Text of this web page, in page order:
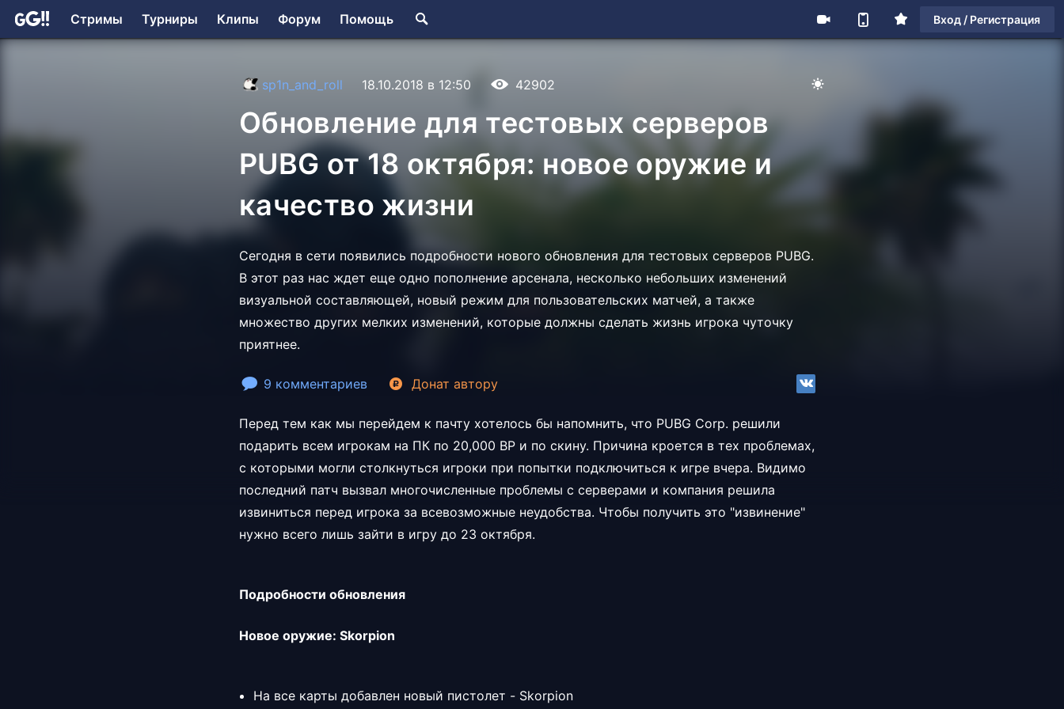
Стримы Турниры Клипы Форум Помощь Вход / Регистрация
sp1n_and_roll 18.10.2018 в 12:50 42902
Обновление для тестовых серверов
PUBG от 18 октября: новое оружие и
качество жизни
Сегодня в сети появились подробности нового обновления для тестовых серверов PUBG.
В этот раз нас ждет еще одно пополнение арсенала, несколько небольших изменений
визуальной составляющей, новый режим для пользовательских матчей, а также
множество других мелких изменений, которые должны сделать жизнь игрока чуточку
приятнее.
9 комментариев Донат автору
Перед тем как мы перейдем к пачту хотелось бы напомнить, что PUBG Corp. решили
подарить всем игрокам на ПК по 20,000 BP и по скину. Причина кроется в тех проблемах,
с которыми могли столкнуться игроки при попытки подключиться к игре вчера. Видимо
последний патч вызвал многочисленные проблемы с серверами и компания решила
извиниться перед игрока за всевозможные неудобства. Чтобы получить это "извинение"
нужно всего лишь зайти в игру до 23 октября.
Подробности обновления
Новое оружие: Skorpion
На все карты добавлен новый пистолет - Skorpion